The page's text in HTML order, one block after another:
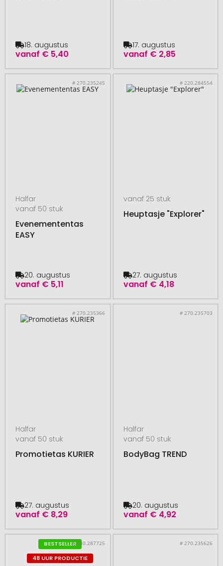
vanaf € 5,40
18. augustus
vanaf € 2,85
17. augustus
# 270.235245
Halfar
vanaf 50 stuk
Evenemententas
EASY
vanaf € 5,11
20. augustus
# 220.284554
vanaf 25 stuk
Heuptasje "Explorer"
vanaf € 4,18
27. augustus
# 270.235366
Halfar
vanaf 50 stuk
Promotietas KURIER
vanaf € 8,29
27. augustus
# 270.235703
Halfar
vanaf 50 stuk
BodyBag TREND
vanaf € 4,92
20. augustus
BESTSELLER
48 UUR PRODUCTIE
# 580.287725 # 270.235626